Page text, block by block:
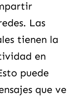
Las
tienen la
en
puede
que ve